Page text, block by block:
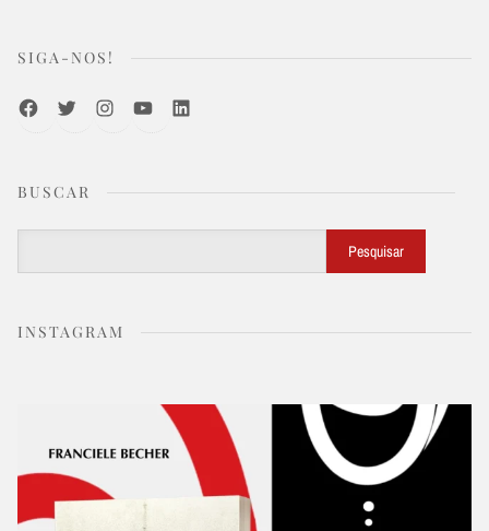
SIGA-NOS!
FacebookTwitterInstagramYoutubeLinkedIn
BUSCAR
Pesquisar
INSTAGRAM